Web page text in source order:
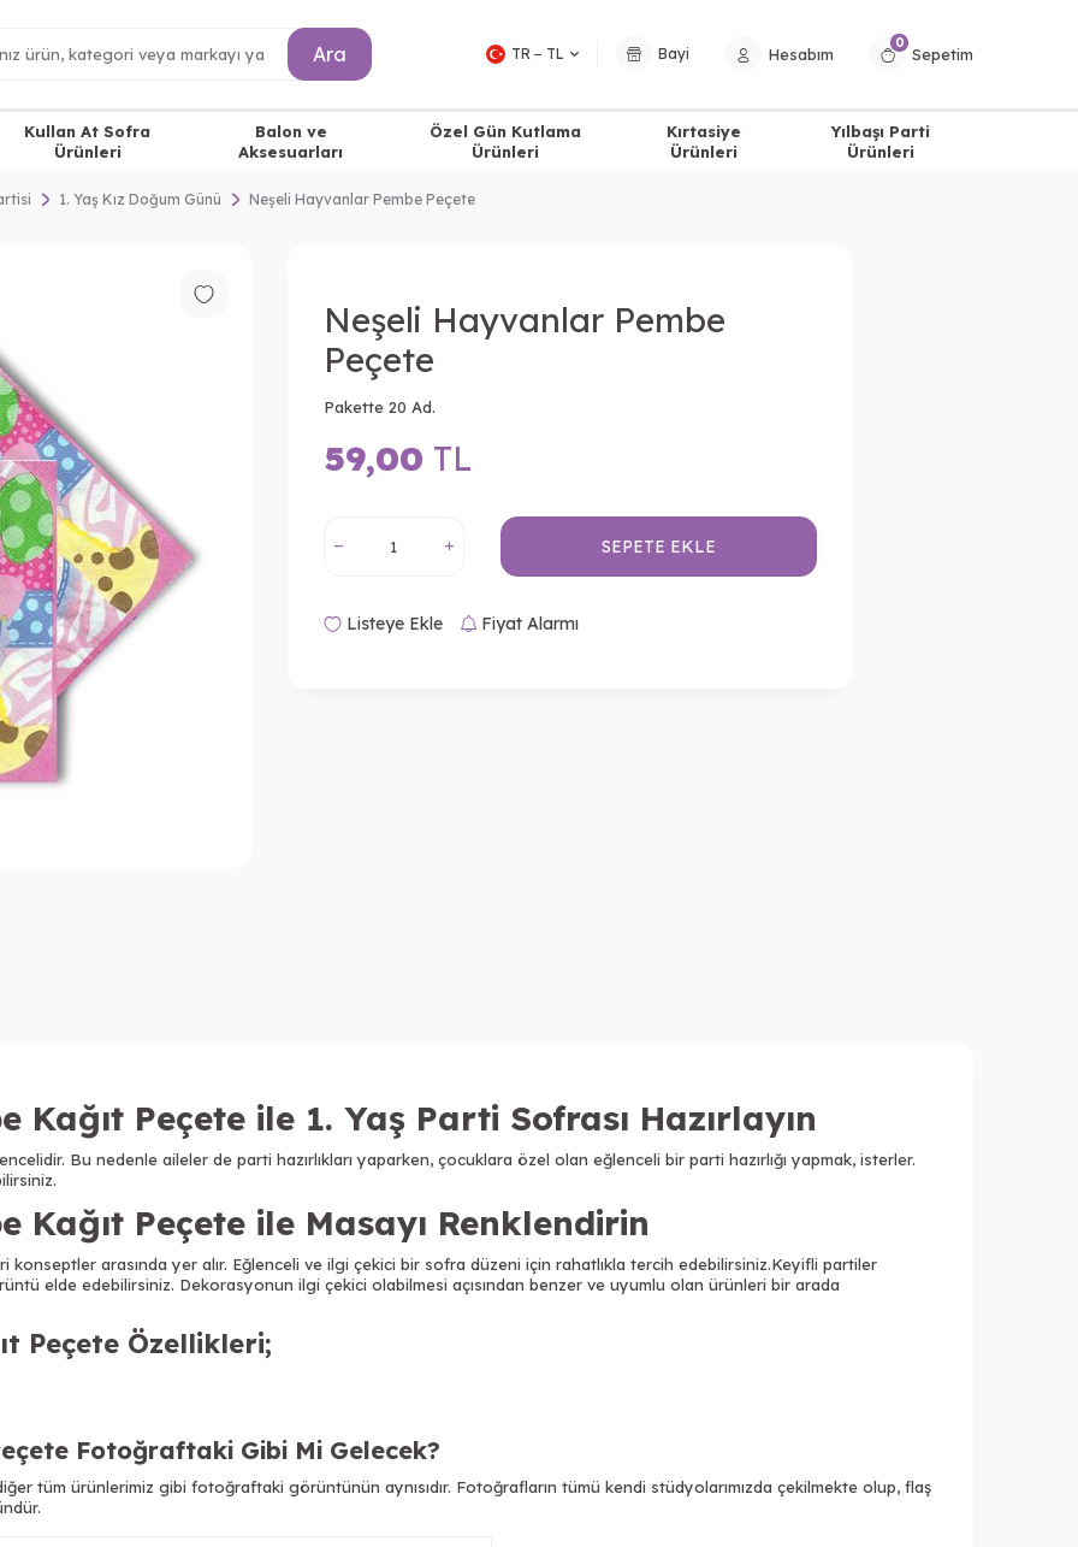
Ara TR − TL Bayi Hesabım
0
Sepetim
Kullan At Sofra
Ürünleri
Balon ve
Aksesuarları
Özel Gün Kutlama
Ürünleri
Kırtasiye
Ürünleri
Yılbaşı Parti
Ürünleri
1. Yaş Kız Doğum Günü Neşeli Hayvanlar Pembe Peçete
Neşeli Hayvanlar Pembe
Peçete
Pakette 20 Ad.
59,00 TL
SEPETE EKLE
Listeye Ekle Fiyat Alarmı
Peçete ile 1. Yaş Parti Sofrası Hazırlayın
Bu nedenle aileler de parti hazırlıkları yaparken, çocuklara özel olan eğlenceli bir parti hazırlığı yapmak, isterler.
Kağıt Peçete ile Masayı Renklendirin
arasında yer alır. Eğlenceli ve ilgi çekici bir sofra düzeni için rahatlıkla tercih edebilirsiniz.Keyifli partiler
elde edebilirsiniz. Dekorasyonun ilgi çekici olabilmesi açısından benzer ve uyumlu olan ürünleri bir arada
Peçete Özellikleri;
Fotoğraftaki Gibi Mi Gelecek?
tüm ürünlerimiz gibi fotoğraftaki görüntünün aynısıdır. Fotoğrafların tümü kendi stüdyolarımızda çekilmekte olup, flaş